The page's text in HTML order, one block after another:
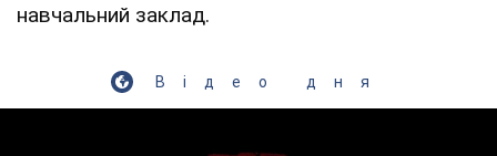
навчальний заклад.
Відео дня